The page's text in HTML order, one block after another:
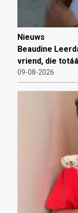
Nieuws
Beaudine
vriend, die
09-08-2026